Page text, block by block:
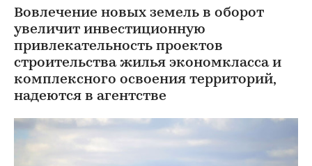
Вовлечение новых земель в оборот
увеличит инвестиционную
привлекательность проектов
строительства жилья экономкласса и
комплексного освоения территорий,
надеются в агентстве